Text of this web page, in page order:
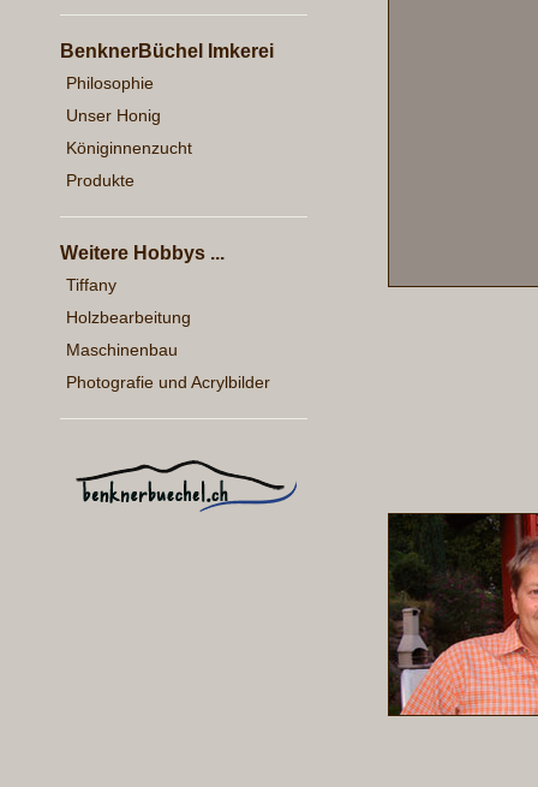
BenknerBüchel Imkerei
Philosophie
Unser Honig
Königinnenzucht
Produkte
Weitere Hobbys ...
Tiffany
Holzbearbeitung
Maschinenbau
Photografie und Acrylbilder